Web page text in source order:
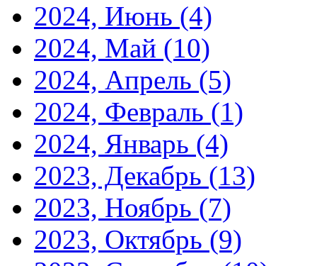
2024, Июнь (4)
2024, Май (10)
2024, Апрель (5)
2024, Февраль (1)
2024, Январь (4)
2023, Декабрь (13)
2023, Ноябрь (7)
2023, Октябрь (9)